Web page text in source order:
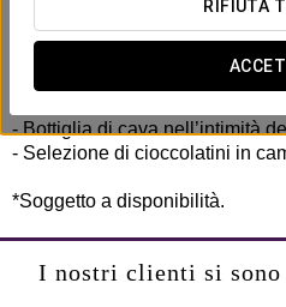
RIFIUTA
Al Dorma Vigo abbiamo creato
pensata da condividere con il
- Bottiglia di cava nell’intimità
- Selezione di cioccolatini in
*Soggetto a disponibilità.
I nostri clienti si sono